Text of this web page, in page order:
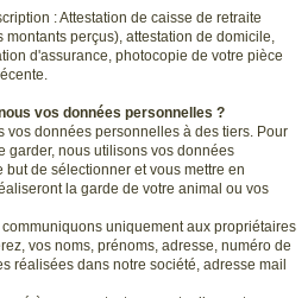
: Attestation de caisse de retraite
perçus), attestation de domicile,
d'assurance, photocopie de votre pièce
vos données personnelles ?
vos données personnelles à des tiers. Pour
garder, nous utilisons vos données
de sélectionner et vous mettre en
la garde de votre animal ou vos
uniquement aux propriétaires
vos noms, prénoms, adresse, numéro de
réalisées dans notre société, adresse mail